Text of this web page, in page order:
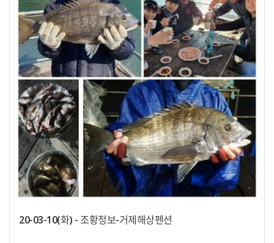
20-03-10(화) - 조황정보-거제해상펜션